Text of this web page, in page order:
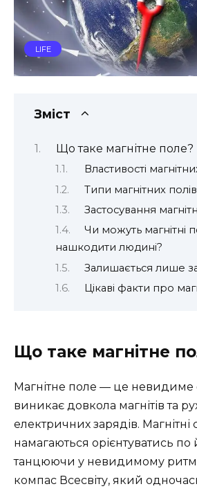
LIFE
Зміст
Що таке магнітне поле?
Властивості
Типи магнітних полів
Застосування
Чи можуть магнітні
нашкодити людині?
Залишається лише
Цікаві факти про
Що таке магнітне
Магнітне поле — це невидиме
виникає довкола магнітів та
електричних зарядів. Магнітні
намагаються орієнтуватись по
танцюючи у невидимому
компас Всесвіту, який